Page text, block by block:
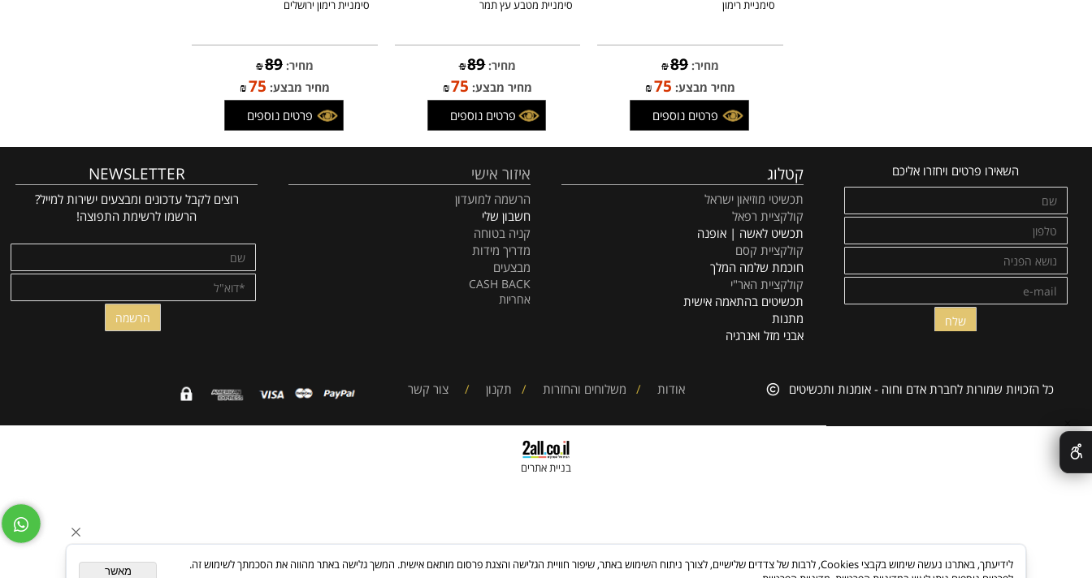
סימניית רימון
מחיר: ₪89
מחיר מבצע: ₪75
סימניית מטבע עץ תמר
מחיר: ₪89
מחיר מבצע: ₪75
סימניית רימון ירושלים
מחיר: ₪89
מחיר מבצע: ₪75
השאירו פרטים ויחזרו אליכם קטלוג
תכשיטי מוזיאון ישראל
קולקציית רפאל
תכשיט לאשה | אופנה
קולקציית קסם
חוכמת שלמה המלך
קולקציית האר"י
אבני מזל ואנרגיה
איזור אישי
הרשמה למועדון
חשבון שלי
קניה בטוחה
מדריך מידות
NEWSLETTER
רוצים לקבל עדכונים ומבצעים ישירות למייל?
הזכויות שמורות לחברת אדם וחוה - אומנות ותכשיטים משלוחים והחזרות / תקנון